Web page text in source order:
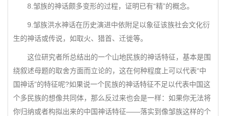
8.邹族的神话颇多变形的过程，证明已有“精”的概念。
9.邹族洪水神话在历史演进中依附足以象征该族社会文化衍
生的神话或传说，如取火、猎首、迁徙等。
这位研究者所总结出的一个山地民族的神话特征，基本是围
绕叙述母题的取舍方面而立论的，这在何种程度上可以代表“中
国神话”的特征呢?如果说一个民族的神话特征不足以代表中国这
个多民族的想像共同体，那么反过来也会是一样：如果你无法将
你归纳或者构拟出来的中国神话特征——落实到像邹族这样的个